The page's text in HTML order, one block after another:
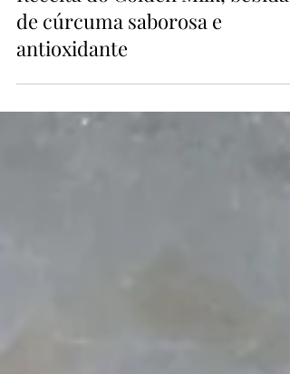
2 min de leitura
Receita do Golden Milk, bebida
de cúrcuma saborosa e